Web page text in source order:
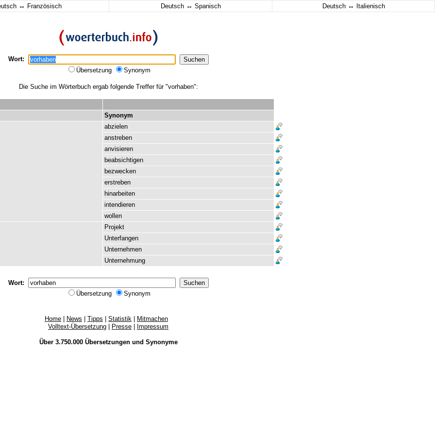
↔ Französisch Deutsch ↔ Spanisch Deutsch ↔ Italienisch
Wort:
Übersetzung
Synonym
Die Suche im Wörterbuch ergab folgende Treffer für "vorhaben":
Synonym
abzielen
anstreben
anvisieren
beabsichtigen
bezwecken
erstreben
hinarbeiten
intendieren
wollen
Projekt
Unterfangen
Unternehmen
Unternehmung
Wort:
Übersetzung
Synonym
Home News Tipps Statistik
Mitmachen
Volltext-Übersetzung
Presse Impressum
Über 3.750.000 Übersetzungenund Synonyme